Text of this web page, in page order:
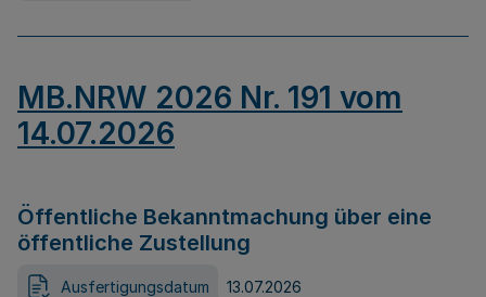
MB.NRW 2026 Nr. 191 vom
14.07.2026
Öffentliche Bekanntmachung über eine
öffentliche Zustellung
Ausfertigungsdatum 13.07.2026